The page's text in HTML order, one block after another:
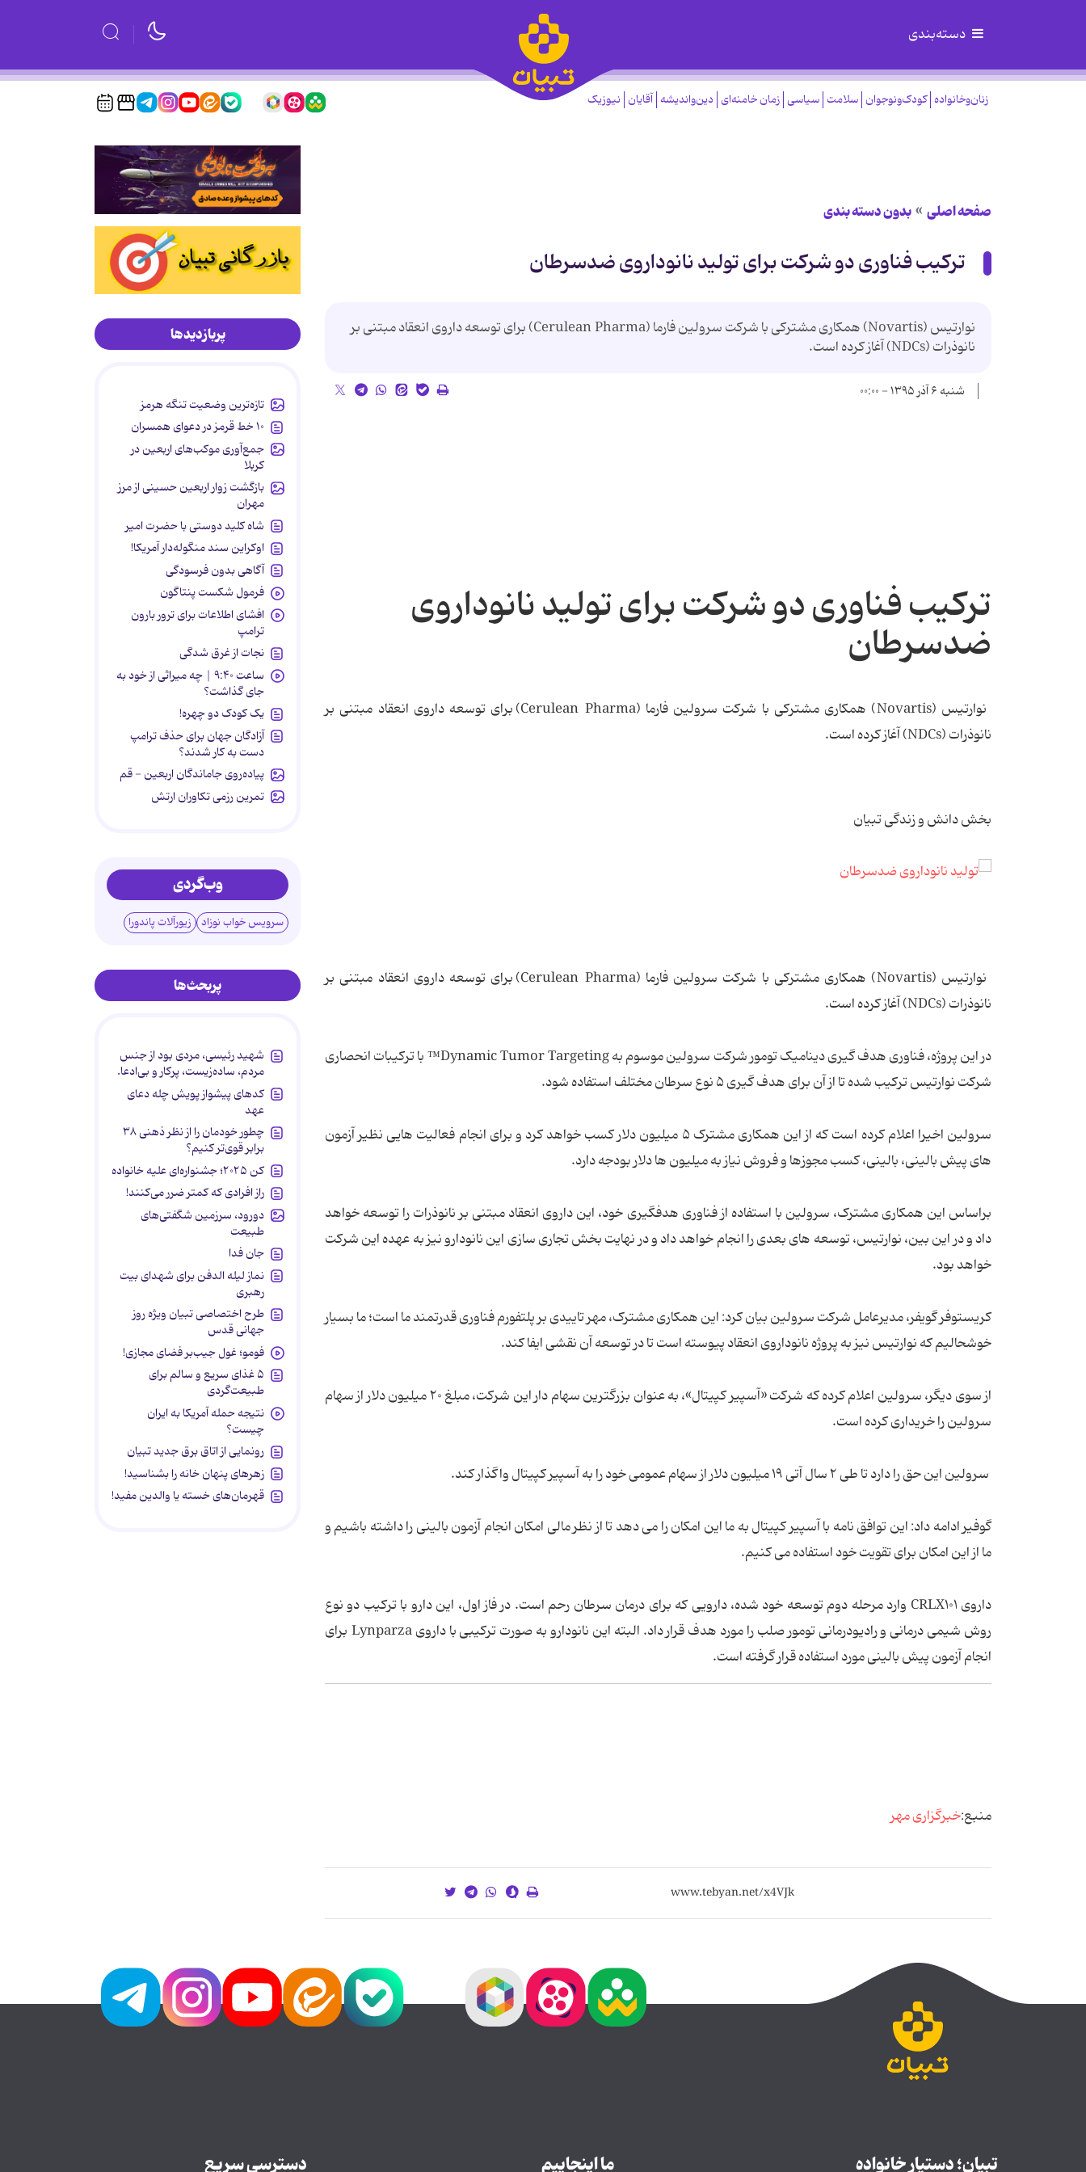
دسته‌بندی
زنان‌وخانواده کودک‌ونوجوان سلامت سیاسی زمان خامنه‌ای دین‌واندیشه آقایان نیوزیک
صفحه اصلی بدون دسته بندی
ترکیب فناوری دو شرکت برای تولید نانوداروی ضدسرطان
نوارتیس (Novartis) همکاری مشترکی با شرکت سرولین فارما (Cerulean Pharma) برای توسعه داروی انعقاد مبتنی بر
نانوذرات (NDCs) آغاز کرده است.
شنبه ۶ آذر ۱۳۹۵ - ۰۰:۰۰
ترکیب فناوری دو شرکت برای تولید نانوداروی
ضدسرطان
نوارتیس (Novartis) همکاری مشترکی با شرکت سرولین فارما (Cerulean Pharma) برای توسعه داروی انعقاد مبتنی بر
نانوذرات (NDCs) آغاز کرده است.
بخش دانش و زندگی تبیان
نوارتیس (Novartis) همکاری مشترکی با شرکت سرولین فارما (Cerulean Pharma) برای توسعه داروی انعقاد مبتنی بر
نانوذرات (NDCs) آغاز کرده است.
در این پروژه، فناوری هدف گیری دینامیک تومور شرکت سرولین موسوم به Dynamic Tumor Targeting™ با ترکیبات انحصاری
شرکت نوارتیس ترکیب شده تا از آن برای هدف گیری ۵ نوع سرطان مختلف استفاده شود.
سرولین اخیرا اعلام کرده است که از این همکاری مشترک ۵ میلیون دلار کسب خواهد کرد و برای انجام فعالیت هایی نظیر آزمون
های پیش بالینی، بالینی، کسب مجوزها و فروش نیاز به میلیون ها دلار بودجه دارد.
براساس این همکاری مشترک، سرولین با استفاده از فناوری هدفگیری خود، این داروی انعقاد مبتنی بر نانوذرات را توسعه خواهد
داد و در این بین، نوارتیس، توسعه های بعدی را انجام خواهد داد و در نهایت بخش تجاری سازی این نانودارو نیز به عهده این شرکت
خواهد بود.
کریستوفر گویفر، مدیرعامل شرکت سرولین بیان کرد: این همکاری مشترک، مهر تاییدی بر پلتفورم فناوری قدرتمند ما است؛ ما بسیار
خوشحالیم که نوارتیس نیز به پروژه نانوداروی انعقاد پیوسته است تا در توسعه آن نقشی ایفا کند.
از سوی دیگر، سرولین اعلام کرده که شرکت «آسپیر کپیتال»، به عنوان بزرگترین سهام دار این شرکت، مبلغ ۲۰ میلیون دلار از سهام
سرولین را خریداری کرده است.
سرولین این حق را دارد تا طی ۲ سال آتی ۱۹ میلیون دلار از سهام عمومی خود را به آسپیر کپیتال واگذار کند.
گوفیر ادامه داد: این توافق نامه با آسپیر کپیتال به ما این امکان را می دهد تا از نظر مالی امکان انجام آزمون بالینی را داشته باشیم و
ما از این امکان برای تقویت خود استفاده می کنیم.
داروی CRLX۱۰۱ وارد مرحله دوم توسعه خود شده، دارویی که برای درمان سرطان رحم است. در فاز اول، این دارو با ترکیب دو نوع
روش شیمی درمانی و رادیودرمانی تومور صلب را مورد هدف قرار داد. البته این نانودارو به صورت ترکیبی با داروی Lynparza برای
انجام آزمون پیش بالینی مورد استفاده قرار گرفته است.
منبع:خبرگزاری مهر
پربازدیدها
تازه‌ترین وضعیت تنگه هرمز
۱۰ خط قرمز در دعوای همسران
جمع‌آوری موکب‌های اربعین در
کربلا
بازگشت زوار اربعین حسینی از مرز
مهران
شاه کلید دوستی با حضرت امیر
اوکراین سند منگوله‌دار آمریکا!
آگاهی بدون فرسودگی
فرمول شکست پنتاگون
افشای اطلاعات برای ترور بارون
ترامپ
نجات از غرق شدگی
ساعت ۹:۴۰ | چه میراثی از خود به
جای گذاشت؟
یک کودک دو چهره!
آزادگان جهان برای حذف ترامپ
دست به کار شدند؟
پیاده‌روی جاماندگان اربعین - قم
تمرین رزمی تکاوران ارتش
وب‌گردی
سرویس خواب نوزاد زیورآلات پاندورا
پربحث‌ها
شهید رئیسی، مردی بود از جنس
مردم، ساده‌زیست، پرکار و بی‌ادعا.
کدهای پیشواز پویش چله دعای
عهد
چطور خودمان را از نظر ذهنی ۳۸
برابر قوی‌تر کنیم؟
کن ۲۰۲۵؛ جشنواره‌ای علیه خانواده
راز افرادی که کمتر ضرر می‌کنند!
دورود، سرزمین شگفتی‌های
طبیعت
جان فدا
نماز لیله الدفن برای شهدای بیت
رهبری
طرح اختصاصی تبیان ویژه روز
جهانی قدس
فومو؛ غول جیب‌بر فضای مجازی!
۵ غذای سریع و سالم برای
طبیعت‌گردی
نتیجه حمله آمریکا به ایران
چیست؟
رونمایی از اتاق برق جدید تبیان
زهرهای پنهان خانه را بشناسید!
قهرمان‌های خسته یا والدین مفید!
تبیان؛ دستیار خانواده ما اینجاییم دسترسی سریع